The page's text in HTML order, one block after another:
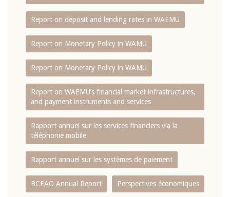
Report on deposit and lending rates in WAEMU
Report on Monetary Policy in WAMU
Report on Monetary Policy in WAMU
Report on WAEMU’s financial market infrastructures,
and payment instruments and services
Rapport annuel sur les services financiers via la
téléphonie mobile
Rapport annuel sur les systèmes de paiement
BCEAO Annual Report Perspectives économiques